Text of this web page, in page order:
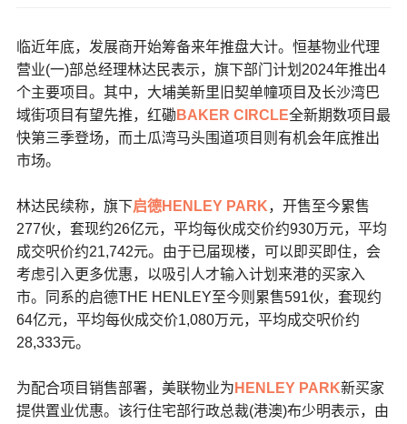
临近年底，发展商开始筹备来年推盘大计。恒基物业代理
营业(一)部总经理林达民表示，旗下部门计划2024年推出4
个主要项目。其中，大埔美新里旧契单幢项目及长沙湾巴
域街项目有望先推，红磡 BAKER CIRCLE全新期数项目最
快第三季登场，而土瓜湾马头围道项目则有机会年底推出
市场。
林达民续称，旗下启德HENLEY PARK，开售至今累售
277伙，套现约26亿元，平均每伙成交价约930万元，平均
成交呎价约21,742元。由于已届现楼，可以即买即住，会
考虑引入更多优惠，以吸引人才输入计划来港的买家入
市。同系的启德THE HENLEY至今则累售591伙，套现约
64亿元，平均每伙成交价1,080万元，平均成交呎价约
28,333元。
为配合项目销售部署，美联物业为 HENLEY PARK新买家
提供置业优惠。该行住宅部行政总裁(港澳)布少明表示，由